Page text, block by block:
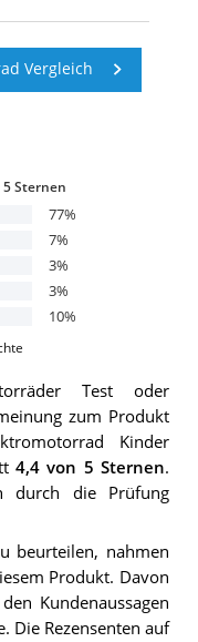
Vergleich
Sternen
77%
7%
3%
3%
10%
Test oder
zum Produkt
Kinder
4,4 von 5 Sternen.
durch die Prüfung
beurteilen, nahmen
Produkt. Davon
Kundenaussagen
Die Rezensenten auf